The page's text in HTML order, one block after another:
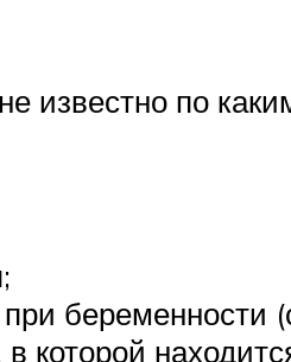
известно по
беременности
которой